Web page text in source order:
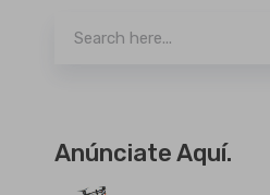
Anúnciate Aquí.